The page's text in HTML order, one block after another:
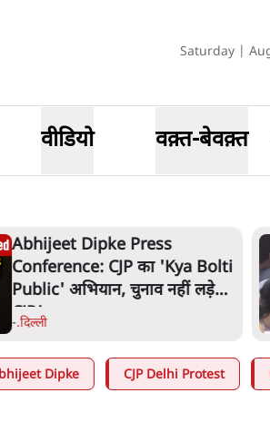
Saturday |
वीडियो वक़्त-बेवक़्त
Abhijeet Dipke Press
Conference: CJP का 'Kya Bolti
Public' अभियान, चुनाव नहीं लड़ेगी
CJP!
-.दिल्ली
Dipke CJP Delhi Protest